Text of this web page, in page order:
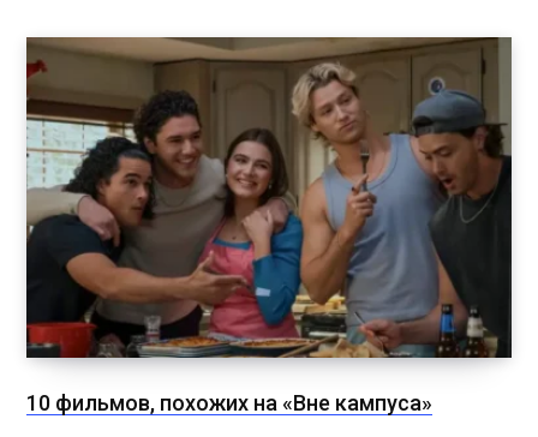
10 фильмов, похожих на «Вне кампуса»